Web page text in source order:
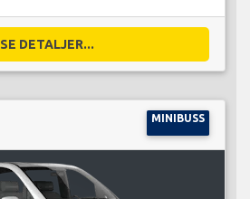
SE DETALJER...
MINIBUSS